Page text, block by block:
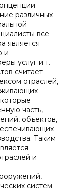
различных
все
является
и
услуг и т.
считает
отраслей,
часть,
объектов,
Таким
и
систем.